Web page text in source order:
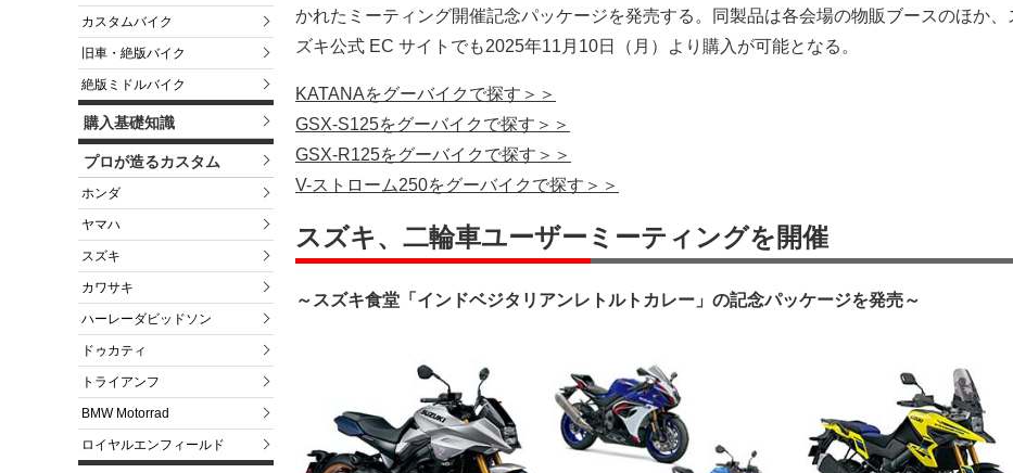
カスタムバイク
旧車・絶版バイク
絶版ミドルバイク
購入基礎知識
プロが造るカスタム
ホンダ
ヤマハ
スズキ
カワサキ
ハーレーダビッドソン
ドゥカティ
トライアンフ
BMW Motorrad
ロイヤルエンフィールド
かれたミーティング開催記念パッケージを発売する。同製品は各会場の物販ブースのほか、
ズキ公式 EC サイトでも2025年11月10日（月）より購入が可能となる。
KATANAをグーバイクで探す＞＞
GSX-S125をグーバイクで探す＞＞
GSX-R125をグーバイクで探す＞＞
V-ストローム250をグーバイクで探す＞＞
スズキ、二輪車ユーザーミーティングを開催
～スズキ食堂「インドベジタリアンレトルトカレー」の記念パッケージを発売～